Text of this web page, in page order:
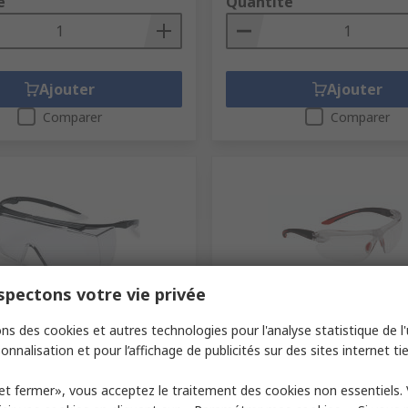
Ajouter
Comparer
Ajouter
Comparer
super f OTG uvex,
aux produits chimiques,
Clair Noir, Clair
Lunettes de protection IRI-
Safety, Résistant aux
votre vie privée
des cookies et autres technologies pour l'analyse statistique de
et pour l’affichage de publicités sur des sites internet
fermer», vous acceptez le traitement des cookies non essentiels.